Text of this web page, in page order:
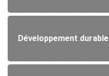
Développement durable